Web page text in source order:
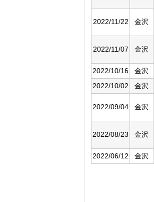
2022/11/22 金沢
2022/11/07 金沢
2022/10/16 金沢
2022/10/02
金沢
2022/09/04 金沢
2022/08/23 金沢
2022/06/12 金沢